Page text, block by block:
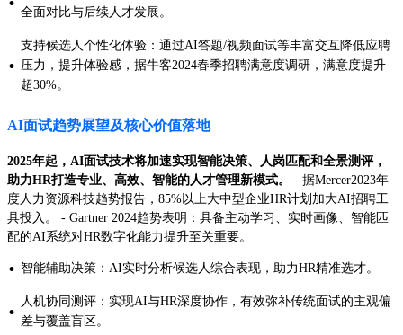
全面对比与后续人才发展。
·
支持候选人个性化体验：通过AI答题/视频面试等丰富交互降低应聘
压力，提升体验感，据牛客2024春季招聘满意度调研，满意度提升
超30%。
AI面试趋势展望及核心价值落地
2025年起，AI面试技术将加速实现智能决策、人岗匹配和全景测评，
助力HR打造专业、高效、智能的人才管理新模式。
- 据Mercer2023年
度人力资源科技趋势报告，85%以上大中型企业HR计划加大AI招聘工
具投入。 - Gartner 2024趋势表明：具备主动学习、实时画像、智能匹
配的AI系统对HR数字化能力提升至关重要。
· 智能辅助决策：AI实时分析候选人综合表现，助力HR精准选才。
· 人机协同测评：实现AI与HR深度协作，有效弥补传统面试的主观偏
差与覆盖盲区。